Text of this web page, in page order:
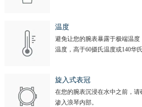
温度
避免让您的腕表暴露于极端温度
温度，高于60摄氏温度或140华
旋入式表冠
在您的腕表沉浸在水中之前，
渗入浪琴内部。